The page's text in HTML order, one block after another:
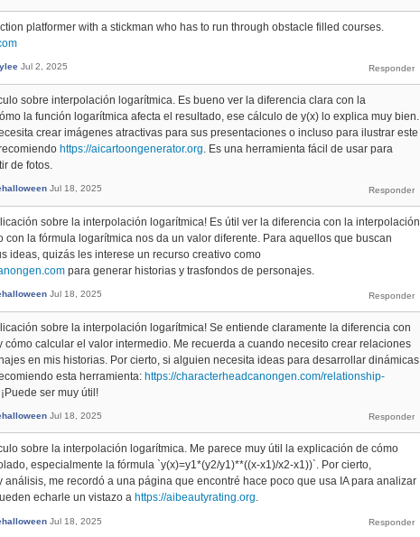
platformer with a stickman who has to run through obstacle filled courses.
Jul 2, 2025
sobre interpolación logarítmica. Es bueno ver la diferencia clara con la
la función logarítmica afecta el resultado, ese cálculo de y(x) lo explica muy bien.
crear imágenes atractivas para sus presentaciones o incluso para ilustrar este
https://aicartoongenerator.org . Es una herramienta fácil de usar para
de fotos.
Jul 18, 2025
sobre la interpolación logarítmica! Es útil ver la diferencia con la interpolación
con la fórmula logarítmica nos da un valor diferente. Para aquellos que buscan
ideas, quizás les interese un recurso creativo como
para generar historias y trasfondos de personajes.
Jul 18, 2025
sobre la interpolación logarítmica! Se entiende claramente la diferencia con
calcular el valor intermedio. Me recuerda a cuando necesito crear relaciones
en mis historias. Por cierto, si alguien necesita ideas para desarrollar dinámicas
esta herramienta: https://characterheadcanongen.com/relationship-
ser muy útil!
Jul 18, 2025
sobre la interpolación logarítmica. Me parece muy útil la explicación de cómo
especialmente la fórmula `y(x)=y1*(y2/y1)**((x-x1)/x2-x1))`. Por cierto,
análisis, me recordó a una página que encontré hace poco que usa IA para analizar
echarle un vistazo a https://aibeautyrating.org.
Jul 18, 2025